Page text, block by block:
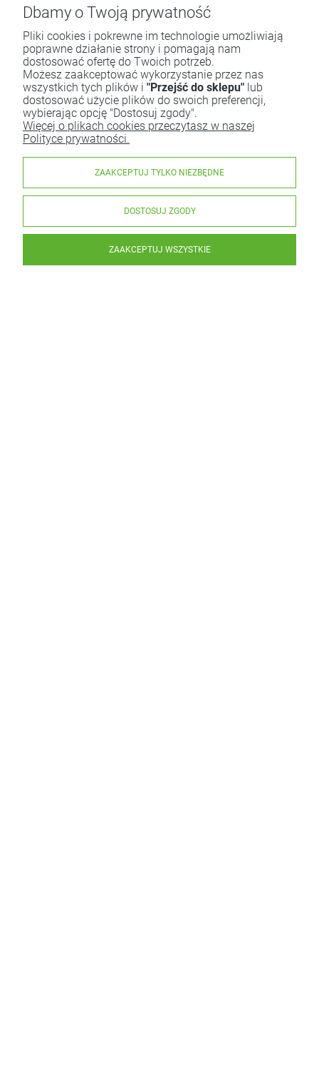
Dbamy o Twoją prywatność
Pliki cookies i pokrewne im technologie umożliwiają
poprawne działanie strony i pomagają nam
dostosować ofertę do Twoich potrzeb.
Możesz zaakceptować wykorzystanie przez nas
wszystkich tych plików i "Przejść do sklepu" lub
dostosować użycie plików do swoich preferencji,
wybierając opcję "Dostosuj zgody".
Więcej o plikach cookies przeczytasz w naszej
Polityce prywatności.
ZAAKCEPTUJ TYLKO NIEZBĘDNE
DOSTOSUJ ZGODY
ZAAKCEPTUJ WSZYSTKIE